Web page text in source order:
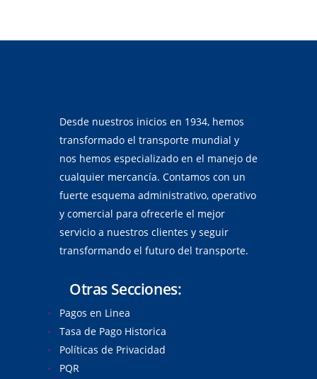
Desde nuestros inicios en 1934, hemos
transformado el transporte mundial y
nos hemos especializado en el manejo de
cualquier mercancía. Contamos con un
fuerte esquema administrativo, operativo
y comercial para ofrecerle el mejor
servicio a nuestros clientes y seguir
transformando el futuro del transporte.
Otras Secciones:
Pagos en Linea
Tasa de Pago Historica
Políticas de Privacidad
PQR